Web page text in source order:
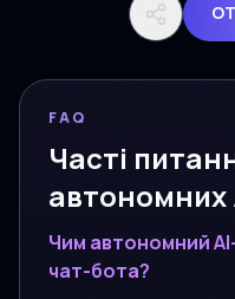
FAQ
Часті
автономних
Чим автономний AI-
чат-бота?